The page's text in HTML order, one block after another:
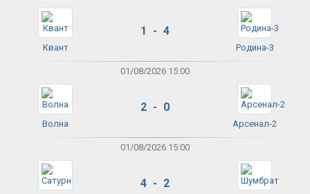
Квант
1 - 4
Родина-3
01/08/2026 15:00
Волна
2 - 0
Арсенал-2
01/08/2026 15:00
4 - 2